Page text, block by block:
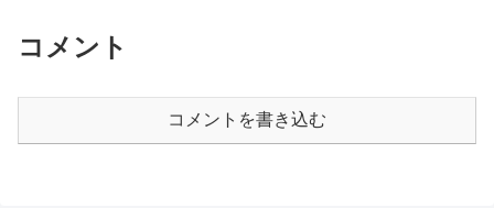
コメント
コメントを書き込む